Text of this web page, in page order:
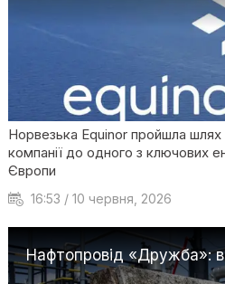
Норвезька Equinor пройшла шлях
компанії до одного з ключових
Європи
16:53 / 10 червня, 2026
Нафтопровід «Дружба»: